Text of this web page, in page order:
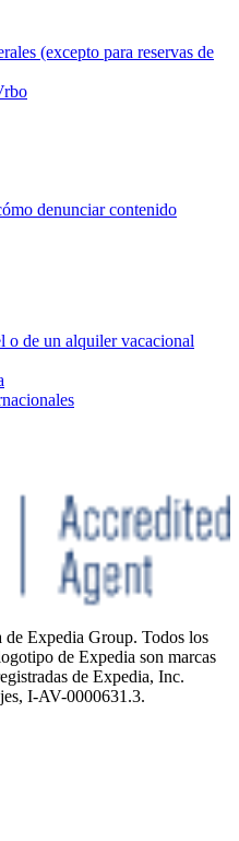
(excepto para reservas de
denunciar contenido
o de un alquiler vacacional
Expedia Group. Todos los
de Expedia son marcas
de Expedia, Inc.
I-AV-0000631.3.